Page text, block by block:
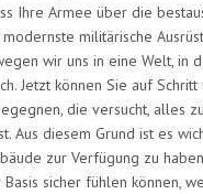
Ihre Armee über die
militärische
wir uns in eine Welt, in
Jetzt können Sie auf
die versucht, alles
Aus diesem Grund ist es
zur Verfügung zu
sicher fühlen können,